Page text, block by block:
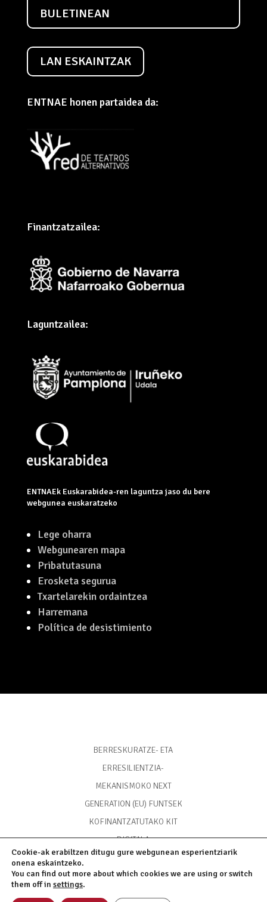
BULETINEAN
LAN ESKAINTZAK
ENTNAE honen partaidea da:
Finantzatzailea:
Laguntzailea:
ENTNAEk Euskarabidea-ren laguntza jaso du bere
webgunea euskaratzeko
Lege oharra
Webgunearen mapa
Pribatutasuna
Erosketa segurua
Txartelarekin ordaintzea
Harremana
Política de desistimiento
BERRESKURATZE- ETA
ERRESILIENTZIA-
MEKANISMOKO NEXT
GENERATION (EU) FUNTSEK
KOFINANTZATUTAKO KIT
DIGITALA
Cookie-ak erabiltzen ditugu gure webgunean esperientziarik
onena eskaintzeko.
You can find out more about which cookies we are using or switch
them off in settings.
Posta elektronikoa